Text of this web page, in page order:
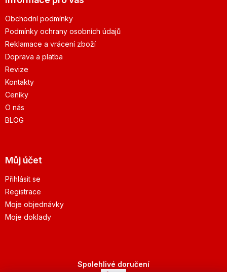
Obchodní podmínky
Podmínky ochrany osobních údajů
Reklamace a vrácení zboží
Doprava a platba
Revize
Kontakty
Ceníky
O nás
BLOG
Můj účet
Přihlásit se
Registrace
Moje objednávky
Moje doklady
Spolehlivé doručení